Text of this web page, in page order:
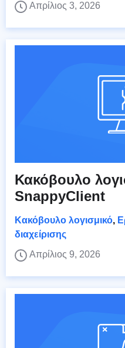
Απρίλιος 3, 2026
Κακόβουλο
SnappyClient
Κακόβουλο λογισμικό,
διαχείρισης
Απρίλιος 9, 2026